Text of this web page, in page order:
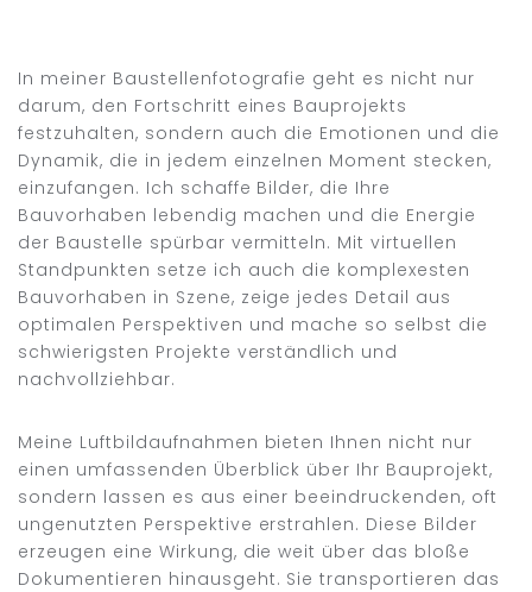
In meiner Baustellenfotografie geht es nicht nur
darum, den Fortschritt eines Bauprojekts
festzuhalten, sondern auch die Emotionen und die
Dynamik, die in jedem einzelnen Moment stecken,
einzufangen. Ich schaffe Bilder, die Ihre
Bauvorhaben lebendig machen und die Energie
der Baustelle spürbar vermitteln. Mit virtuellen
Standpunkten setze ich auch die komplexesten
Bauvorhaben in Szene, zeige jedes Detail aus
optimalen Perspektiven und mache so selbst die
schwierigsten Projekte verständlich und
nachvollziehbar.
Meine Luftbildaufnahmen bieten Ihnen nicht nur
einen umfassenden Überblick über Ihr Bauprojekt,
sondern lassen es aus einer beeindruckenden, oft
ungenutzten Perspektive erstrahlen. Diese Bilder
erzeugen eine Wirkung, die weit über das bloße
Dokumentieren hinausgeht. Sie transportieren das